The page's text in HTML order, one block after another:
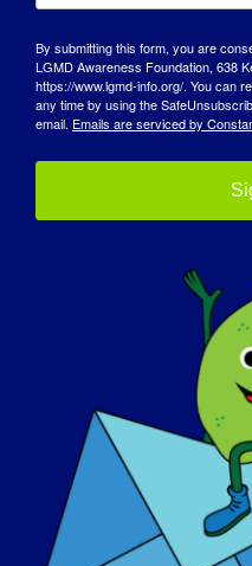
spesifik musküler
immünohistokimyasal
distrofi öyküsü.
Danışmanlık
GeneMatters
Invitae
olarak ücretsiz
Yaklaşık 120
nöromüsküler
geleneksel
ekzonların
test gibi şeyleri
Testler siz veya
By submitting this form, you are
LGMD Awareness Foundation, 638
https://www.lgmd-info.org/. You can
any time by using the
email. Emails are serviced by